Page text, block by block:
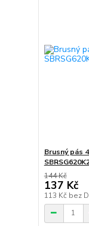
Brusný pás
144 Kč
137 Kč
113 Kč bez